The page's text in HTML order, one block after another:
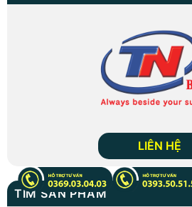
LIÊN HỆ
TÌM SẢN PHẨM